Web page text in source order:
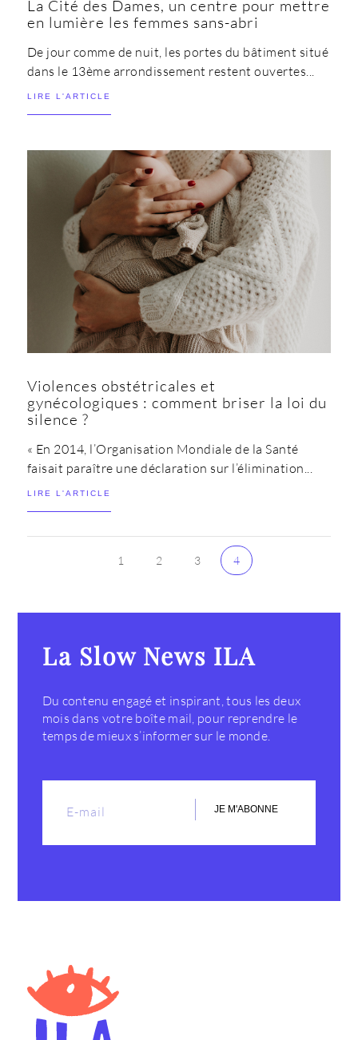
La Cité des Dames, un centre pour mettre
en lumière les femmes sans-abri
De jour comme de nuit, les portes du bâtiment situé
dans le 13ème arrondissement restent ouvertes...
LIRE L'ARTICLE
Violences obstétricales et
gynécologiques : comment briser la loi du
silence ?
« En 2014, l’Organisation Mondiale de la Santé
faisait paraître une déclaration sur l’élimination...
LIRE L'ARTICLE
1 2 3 4
La Slow News ILA
Du contenu engagé et inspirant, tous les deux
mois dans votre boîte mail, pour reprendre le
temps de mieux s’informer sur le monde.
JE M'ABONNE